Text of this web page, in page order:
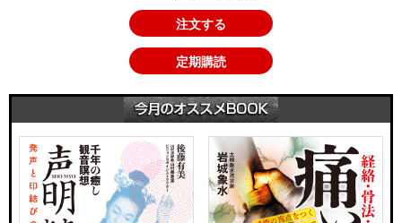
注文する
定期購読